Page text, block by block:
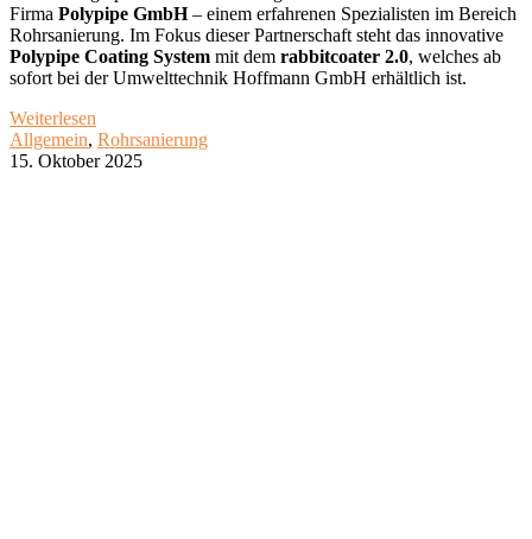
Firma Polypipe GmbH– einem erfahrenen Spezialisten im Bereich
Rohrsanierung. Im Fokus dieser Partnerschaft steht das innovative
Polypipe Coating System mit dem rabbitcoater 2.0, welches ab
sofort bei der Umwelttechnik Hoffmann GmbH erhältlich ist.
Weiterlesen
Allgemein, Rohrsanierung
15. Oktober 2025